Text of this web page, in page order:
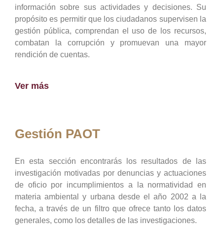
información sobre sus actividades y decisiones. Su
propósito es permitir que los ciudadanos supervisen la
gestión pública, comprendan el uso de los recursos,
combatan la corrupción y promuevan una mayor
rendición de cuentas.
Ver más
Gestión PAOT
En esta sección encontrarás los resultados de las
investigación motivadas por denuncias y actuaciones
de oficio por incumplimientos a la normatividad en
materia ambiental y urbana desde el año 2002 a la
fecha, a través de un filtro que ofrece tanto los datos
generales, como los detalles de las investigaciones.